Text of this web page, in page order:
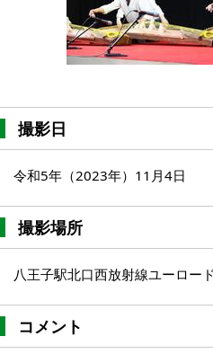
撮影日
令和5年（2023年）11月4日
撮影場所
八王子駅北口西放射線ユーロー
コメント